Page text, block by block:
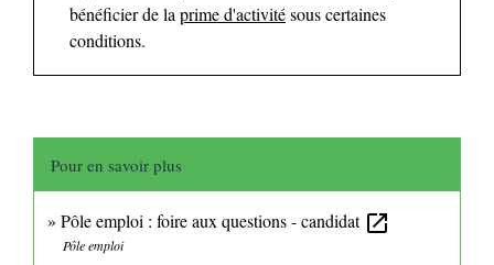
bénéficier de la prime d'activitésous certaines
conditions.
Pour en savoir plus
Pôle emploi : foire aux questions - candidat open_in_new
Pôle emploi